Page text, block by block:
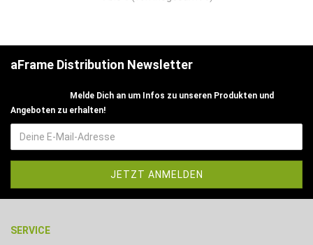
aFrame Distribution Newsletter
Melde Dich an um Infos zu unseren Produkten und
Angeboten zu erhalten!
SERVICE